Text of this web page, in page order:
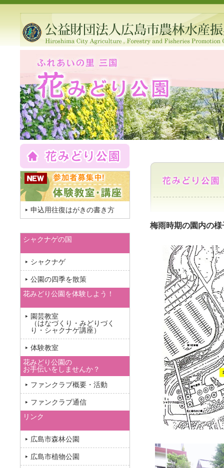
梅雨時期の園内の様
申込用往復はがきの書き方
シャクナゲの国
シャクナゲ
公園の四季を散策
花みどり公園を体験しよう！
園芸教室
（はなづくり・みどりづく
り・シャクナゲ講座）
体験教室
花みどり公園の
お手伝いをしませんか？
ファンクラブ概要・活動
ファンクラブ通信
リンク
広島市森林公園
広島市植物公園